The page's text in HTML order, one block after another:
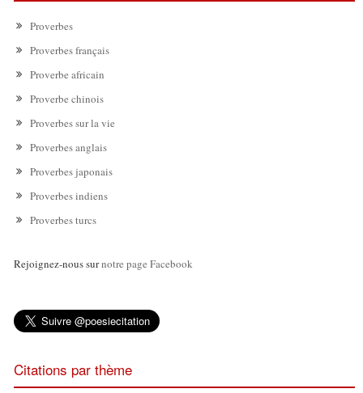
Proverbes
Proverbes français
Proverbe africain
Proverbe chinois
Proverbes sur la vie
Proverbes anglais
Proverbes japonais
Proverbes indiens
Proverbes turcs
Rejoignez-nous surnotre page Facebook
Citations par thème